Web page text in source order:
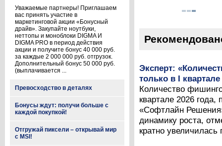
Уважаемые партнеры! Приглашаем
вас принять участие в
маркетинговой акции «Бонусный
драйв». Закупайте ноутбуки,
неттопы и моноблоки DIGMA И
DIGMA PRO в период действия
акции и получите бонус 40 000 руб.
за каждые 2 000 000 руб. отгрузок.
Дополнительный бонус 50 000 руб.
(выплачивается ...
Превосходство в деталях
Бонусы ждут: получи больше с
каждой покупкой!
Отгружай пиксели – открывай мир
с MSI!
Эксперт:
только в I квартале
Количество
квартале 2026
«Софтлайн
динамику роста,
кратно